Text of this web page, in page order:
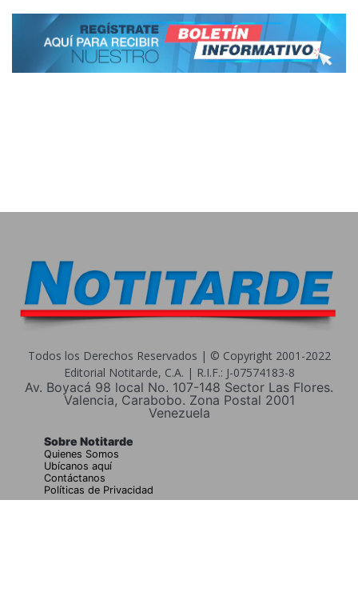
Todos los Derechos Reservados | © Copyright 2001-2022
Editorial Notitarde, C.A. | R.I.F.: J-07574183-8
Av. Boyacá 98 local No. 107-148 Sector Las Flores.
Valencia, Carabobo. Zona Postal 2001
Venezuela
Sobre Notitarde
Quienes Somos
Ubícanos aquí
Contáctanos
Políticas de Privacidad